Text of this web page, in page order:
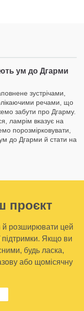
ум до Дгарми
зустрічами,
речами, що
забути про Дгарму.
ламрім вказує на
порозмірковувати,
до Дгарми й стати на
проєкт
й розширювати цей
підтримки. Якщо ви
будь ласка,
або щомісячну